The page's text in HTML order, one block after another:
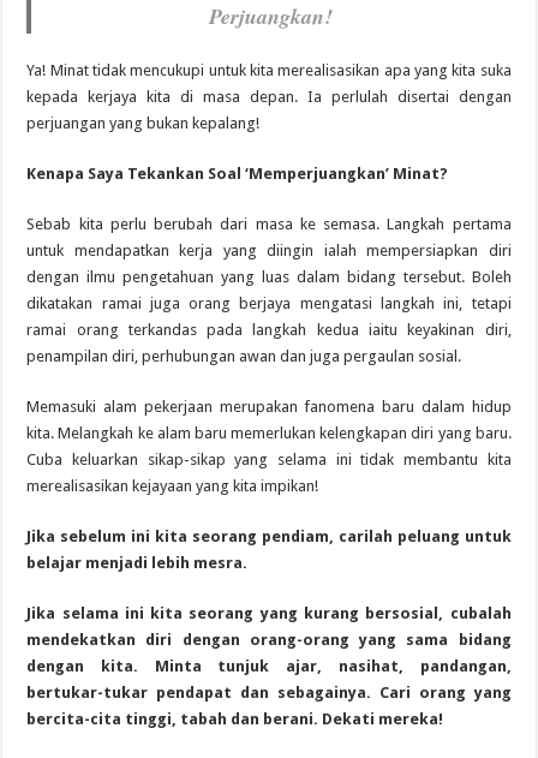
Perjuangkan!
Ya! Minat tidak mencukupi untuk kita merealisasikan apa yang kita suka
kepada kerjaya kita di masa depan. Ia perlulah disertai dengan
perjuangan yang bukan kepalang!
Kenapa Saya Tekankan Soal ‘Memperjuangkan’ Minat?
Sebab kita perlu berubah dari masa ke semasa. Langkah pertama
untuk mendapatkan kerja yang diingin ialah mempersiapkan diri
dengan ilmu pengetahuan yang luas dalam bidang tersebut. Boleh
dikatakan ramai juga orang berjaya mengatasi langkah ini, tetapi
ramai orang terkandas pada langkah kedua iaitu keyakinan diri,
penampilan diri, perhubungan awan dan juga pergaulan sosial.
Memasuki alam pekerjaan merupakan fanomena baru dalam hidup
kita. Melangkah ke alam baru memerlukan kelengkapan diri yang baru.
Cuba keluarkan sikap-sikap yang selama ini tidak membantu kita
merealisasikan kejayaan yang kita impikan!
Jika sebelum ini kita seorang pendiam, carilah peluang untuk
belajar menjadi lebih mesra.
Jika selama ini kita seorang yang kurang bersosial, cubalah
mendekatkan diri dengan orang-orang yang sama bidang
dengan kita. Minta tunjuk ajar, nasihat, pandangan,
bertukar-tukar pendapat dan sebagainya. Cari orang yang
bercita-cita tinggi, tabah dan berani. Dekati mereka!